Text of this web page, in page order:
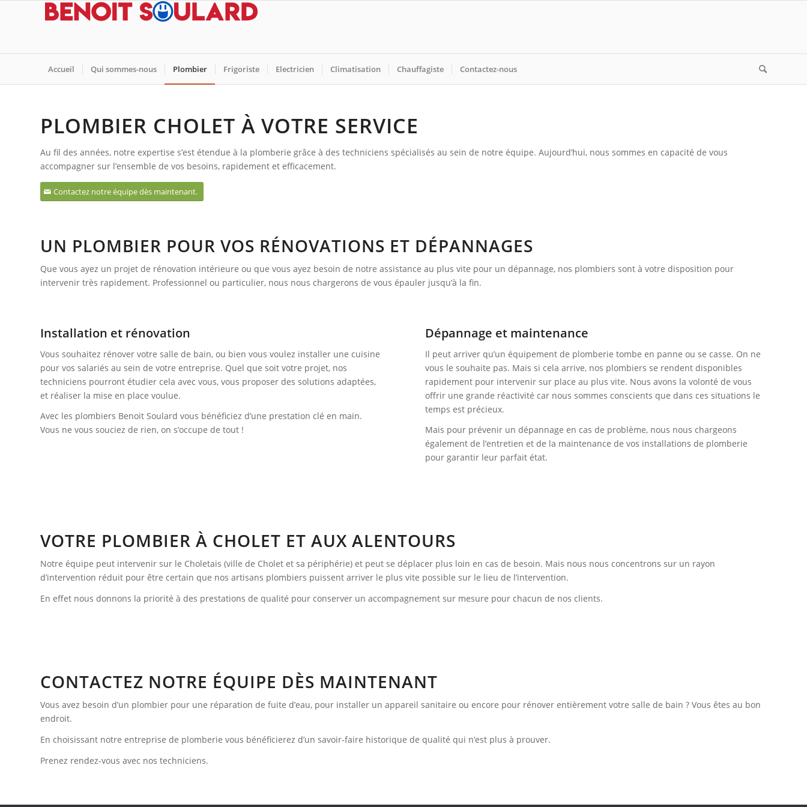
Accueil Qui sommes-nous Plombier Frigoriste Electricien Climatisation Chauffagiste Contactez-nous
PLOMBIER CHOLET À VOTRE SERVICE
Au fil des années, notre expertise s’est étendue à la plomberie grâce à des techniciens spécialisés au sein de notre équipe. Aujourd’hui, nous sommes en capacité de vous
accompagner sur l’ensemble de vos besoins, rapidement et efficacement.
Contactez notre équipe dès maintenant.
UN PLOMBIER POUR VOS RÉNOVATIONS ET DÉPANNAGES
Que vous ayez un projet de rénovation intérieure ou que vous ayez besoin de notre assistance au plus vite pour un dépannage, nos plombiers sont à votre disposition pour
intervenir très rapidement. Professionnel ou particulier, nous nous chargerons de vous épauler jusqu’à la fin.
Installation et rénovation
Vous souhaitez rénover votre salle de bain, ou bien vous voulez installer une cuisine
pour vos salariés au sein de votre entreprise. Quel que soit votre projet, nos
techniciens pourront étudier cela avec vous, vous proposer des solutions adaptées,
et réaliser la mise en place voulue.
Avec les plombiers Benoit Soulard vous bénéficiez d’une prestation clé en main.
Vous ne vous souciez de rien, on s’occupe de tout !
Dépannage et maintenance
Il peut arriver qu’un équipement de plomberie tombe en panne ou se casse. On ne
vous le souhaite pas. Mais si cela arrive, nos plombiers se rendent disponibles
rapidement pour intervenir sur place au plus vite. Nous avons la volonté de vous
offrir une grande réactivité car nous sommes conscients que dans ces situations le
temps est précieux.
Mais pour prévenir un dépannage en cas de problème, nous nous chargeons
également de l’entretien et de la maintenance de vos installations de plomberie
pour garantir leur parfait état.
VOTRE PLOMBIER À CHOLET ET AUX ALENTOURS
Notre équipe peut intervenir sur le Choletais (ville de Cholet et sa périphérie) et peut se déplacer plus loin en cas de besoin. Mais nous nous concentrons sur un rayon
d’intervention réduit pour être certain que nos artisans plombiers puissent arriver le plus vite possible sur le lieu de l’intervention.
En effet nous donnons la priorité à des prestations de qualité pour conserver un accompagnement sur mesure pour chacun de nos clients.
CONTACTEZ NOTRE ÉQUIPE DÈS MAINTENANT
Vous avez besoin d’un plombier pour une réparation de fuite d’eau, pour installer un appareil sanitaire ou encore pour rénover entièrement votre salle de bain ? Vous êtes au bon
endroit.
En choisissant notre entreprise de plomberie vous bénéficierez d’un savoir-faire historique de qualité qui n’est plus à prouver.
Prenez rendez-vous avec nos techniciens.